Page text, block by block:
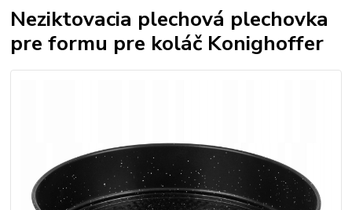
Neziktovacia plechová plechovka
pre formu pre koláč Konighoffer